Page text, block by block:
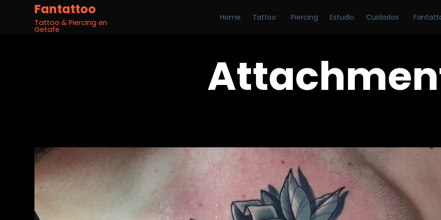
Fantattoo
Tattoo & Piercing en
Getafe
Home Tattoo Piercing Estudio Cuidados